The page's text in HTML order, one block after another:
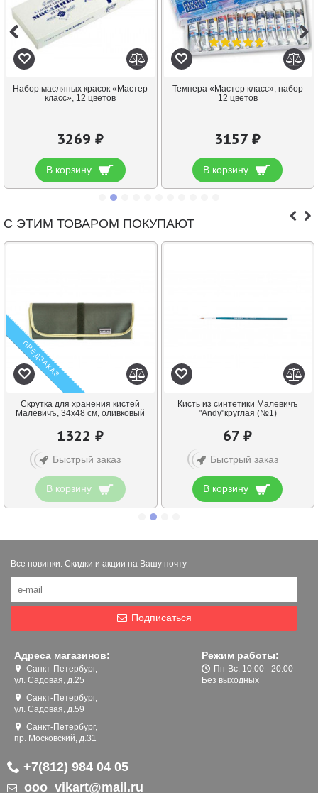
Набор масляных красок «Мастер
класс», 12 цветов
3269 ₽
В корзину
Темпера «Мастер класс», набор
12 цветов
3157 ₽
В корзину
С ЭТИМ ТОВАРОМ ПОКУПАЮТ
ПРЕДЗАКАЗ
Скрутка для хранения кистей
Малевичъ, 34х48 см, оливковый
1322 ₽
Быстрый заказ
В корзину
Кисть из синтетики Малевичъ
"Andy"круглая (№1)
67 ₽
Быстрый заказ
В корзину
Все новинки. Скидки и акции на Вашу почту
Подписаться
Адреса магазинов:
Санкт-Петербург,
ул. Садовая, д.25
Санкт-Петербург,
ул. Садовая, д.59
Санкт-Петербург,
пр. Московский, д.31
Режим работы:
Пн-Вс: 10:00 - 20:00
Без выходных
+7(812) 984 04 05
ooo_vikart@mail.ru